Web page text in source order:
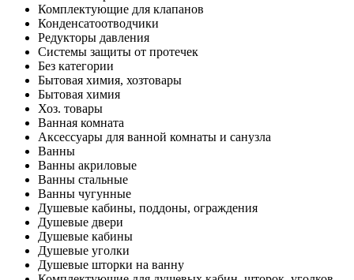
Комплектующие для клапанов
Конденсатоотводчики
Редукторы давления
Системы защиты от протечек
Без категории
Бытовая химия, хозтовары
Бытовая химия
Хоз. товары
Ванная комната
Аксессуары для ванной комнаты и санузла
Ванны
Ванны акриловые
Ванны стальные
Ванны чугунные
Душевые кабины, поддоны, ограждения
Душевые двери
Душевые кабины
Душевые уголки
Душевые шторки на ванну